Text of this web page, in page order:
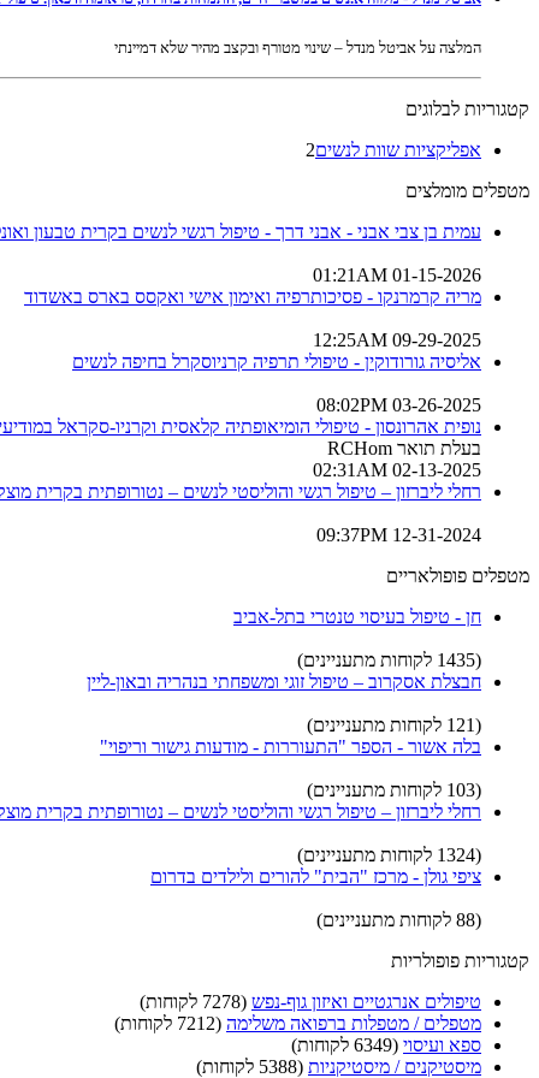
המלצה על אביטל מנדל – שינוי מטורף ובקצב מהיר שלא דמיינתי
קטגוריות לבלוגים
אפליקציות שוות לנשים2
מטפלים מומלצים
עמית בן צבי אבני - אבני דרך - טיפול רגשי לנשים בקרית טבעון
01-15-2026 01:21AM
מריה קרמרנקו - פסיכותרפיה ואימון אישי ואקסס בארס באשדוד
09-29-2025 12:25AM
אליסיה גורודוקין - טיפולי תרפיה קרניוסקרל בחיפה לנשים
03-26-2025 08:02PM
נופית אהרונסון - טיפולי הומיאופתיה קלאסית וקרניו-סקראל
בעלת תואר RCHom
02-13-2025 02:31AM
רחלי ליברזון – טיפול רגשי והוליסטי לנשים – נטורופתית בקרית
12-31-2024 09:37PM
מטפלים פופולאריים
חן - טיפול בעיסוי טנטרי בתל-אביב
(1435 לקוחות מתעניינים)
חבצלת אסקרוב – טיפול זוגי ומשפחתי בנהריה ובאון-ליין
(121 לקוחות מתעניינים)
בלה אשור - הספר "התעוררות - מודעות גישור וריפוי"
(103 לקוחות מתעניינים)
רחלי ליברזון – טיפול רגשי והוליסטי לנשים – נטורופתית בקרית
(1324 לקוחות מתעניינים)
ציפי גולן - מרכז "הבית" להורים ולילדים בדרום
(88 לקוחות מתעניינים)
קטגוריות פופולריות
טיפולים אנרגטיים ואיזון גוף-נפש (7278 לקוחות)
מטפלים / מטפלות ברפואה משלימה (7212 לקוחות)
ספא ועיסוי (6349 לקוחות)
מיסטיקנים / מיסטיקניות (5388 לקוחות)